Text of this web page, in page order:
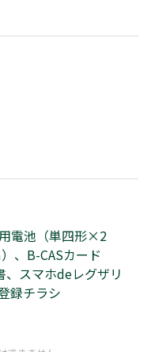
電池（単四形×2
、B-CASカード
、スマホdeレグザリ
録チラシ